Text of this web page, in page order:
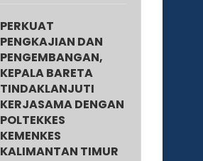
PERKUAT
PENGKAJIAN DAN
PENGEMBANGAN,
KEPALA BARETA
TINDAKLANJUTI
KERJASAMA DENGAN
POLTEKKES
KEMENKES
KALIMANTAN TIMUR